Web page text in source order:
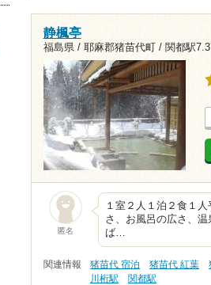
静楓亭
福島県 / 耶麻郡猪苗代町 / 関都駅
匿名
１室２人１泊２食１
さ、お風呂の広さ、
ば…
関連情報 猪苗代 宿泊 猪苗代 紅葉
川桁駅
関都駅